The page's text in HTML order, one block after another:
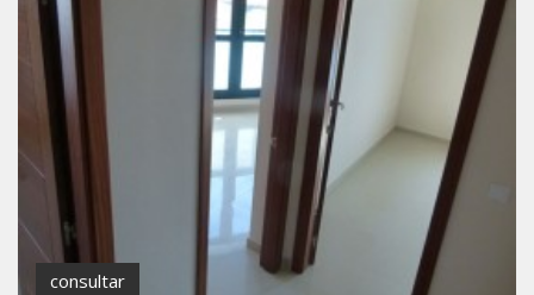
consultar